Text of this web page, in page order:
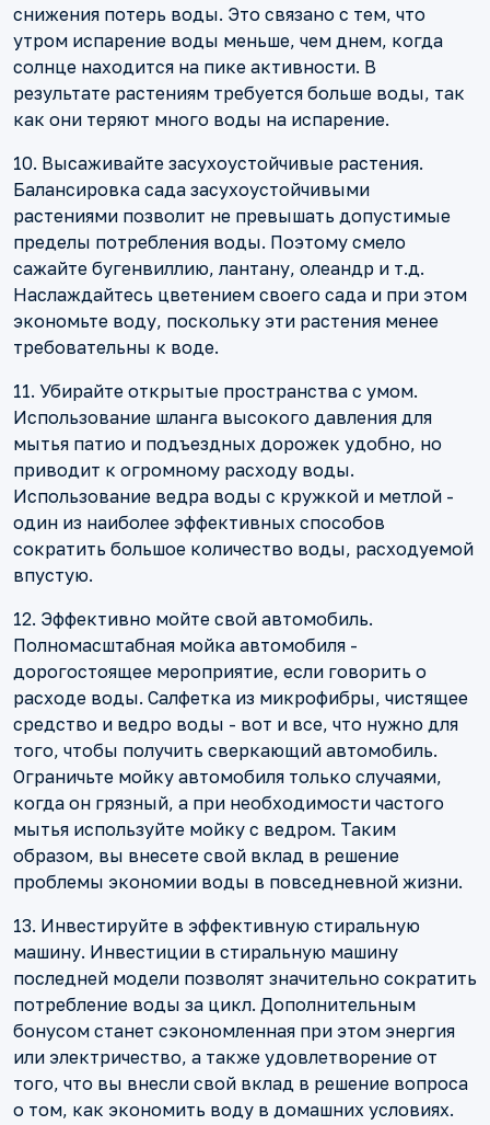
снижения потерь воды. Это связано с тем, что
утром испарение воды меньше, чем днем, когда
солнце находится на пике активности. В
результате растениям требуется больше воды, так
как они теряют много воды на испарение.
10. Высаживайте засухоустойчивые растения.
Балансировка сада засухоустойчивыми
растениями позволит не превышать допустимые
пределы потребления воды. Поэтому смело
сажайте бугенвиллию, лантану, олеандр и т.д.
Наслаждайтесь цветением своего сада и при этом
экономьте воду, поскольку эти растения менее
требовательны к воде.
11. Убирайте открытые пространства с умом.
Использование шланга высокого давления для
мытья патио и подъездных дорожек удобно, но
приводит к огромному расходу воды.
Использование ведра воды с кружкой и метлой -
один из наиболее эффективных способов
сократить большое количество воды, расходуемой
впустую.
12. Эффективно мойте свой автомобиль.
Полномасштабная мойка автомобиля -
дорогостоящее мероприятие, если говорить о
расходе воды. Салфетка из микрофибры, чистящее
средство и ведро воды - вот и все, что нужно для
того, чтобы получить сверкающий автомобиль.
Ограничьте мойку автомобиля только случаями,
когда он грязный, а при необходимости частого
мытья используйте мойку с ведром. Таким
образом, вы внесете свой вклад в решение
проблемы экономии воды в повседневной жизни.
13. Инвестируйте в эффективную стиральную
машину. Инвестиции в стиральную машину
последней модели позволят значительно сократить
потребление воды за цикл. Дополнительным
бонусом станет сэкономленная при этом энергия
или электричество, а также удовлетворение от
того, что вы внесли свой вклад в решение вопроса
о том, как экономить воду в домашних условиях.